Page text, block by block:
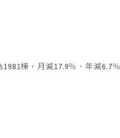
棟，月減17.9％、年減6.7